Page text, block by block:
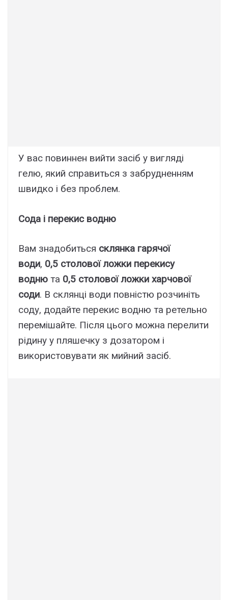
У вас повиннен вийти засіб у вигляді
гелю, який справиться з забрудненням
швидко і без проблем.
Сода і перекис водню
Вам знадобиться склянка гарячої
води, 0,5 столової ложки перекису
водню та 0,5 столової ложки харчової
соди. В склянці води повністю розчиніть
соду, додайте перекис водню та ретельно
перемішайте. Після цього можна перелити
рідину у пляшечку з дозатором і
використовувати як мийний засіб.